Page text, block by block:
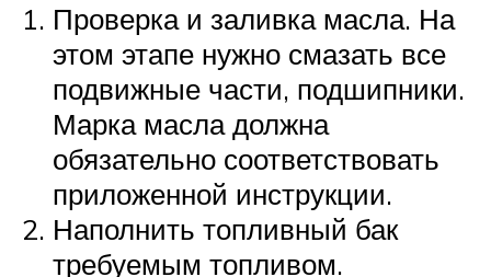
Проверка и заливка масла. На
этом этапе нужно смазать все
подвижные части, подшипники.
Марка масла должна
обязательно соответствовать
приложенной инструкции.
Наполнить топливный бак
требуемым топливом.